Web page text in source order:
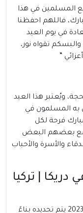
المسلمين في هذا
مبارك، فاللهم احفظنا
في يوم العيد
تقواه نور،
”
ويُعتبر هذا العيد
به المسلمون في
فرحة لكل
مع بعضهم البعض
والأسرة والأحباب
| تركيا
موعد صلاة عيد الأضحي في دريكا | تركيا 2023 يتم تحديده بناءً